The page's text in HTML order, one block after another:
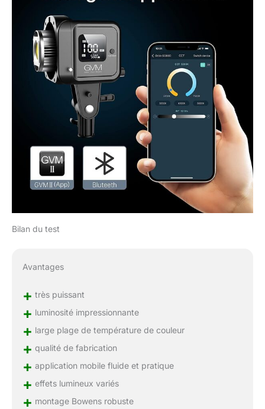
Bilan du test
Avantages
+ très puissant
+ luminosité impressionnante
+ large plage de température de couleur
+ qualité de fabrication
+ application mobile fluide et pratique
+ effets lumineux variés
+ montage Bowens robuste